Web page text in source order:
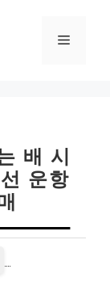
메
배 시
운항